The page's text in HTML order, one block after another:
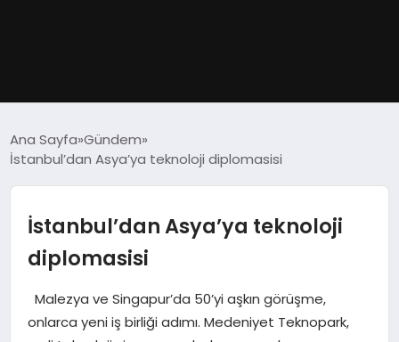
EĞITIM
EKONOMI
MAGAZIN
Ana Sayfa Gündem
İstanbul’dan Asya’ya teknoloji diplomasisi
İstanbul’dan Asya’ya teknoloji
diplomasisi
Malezya ve Singapur’da 50’yi aşkın görüşme,
onlarca yeni iş birliği adımı. Medeniyet Teknopark,